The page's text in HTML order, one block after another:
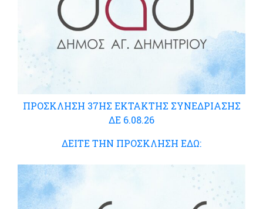
ΠΡΟΣΚΛΗΣΗ 37ΗΣ ΕΚΤΑΚΤΗΣ ΣΥΝΕΔΡΙΑΣΗΣ
ΔΕ 6.08.26
ΔΕΙΤΕ ΤΗΝ ΠΡΟΣΚΛΗΣΗ ΕΔΩ: